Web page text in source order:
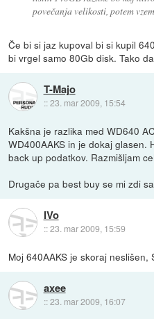
povečanja velikosti, potem
Če bi si jaz kupoval bi si kupil
bi vrgel samo 80Gb disk. Tako
T-Majo
::23. mar 2009, 15:54
Kakšna je razlika med WD640
WD400AAKS in je dokaj glasen.
back up podatkov. Razmišljam
Drugače pa best buy se mi zdi
IVo
::23. mar 2009, 15:59
Moj 640AAKS je skoraj
axee
::23. mar 2009, 16:07